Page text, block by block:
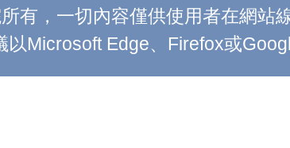
有，一切內容僅供使用者在網站
Microsoft Edge、Firefox或